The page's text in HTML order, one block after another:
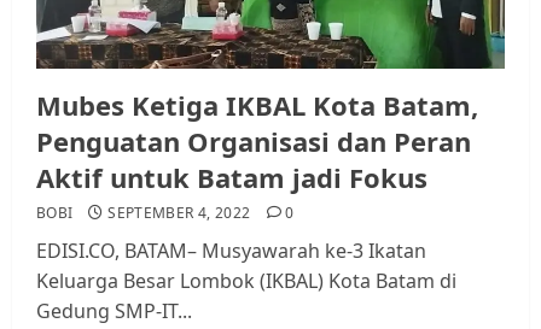
Mubes Ketiga IKBAL Kota Batam,
Penguatan Organisasi dan Peran
Aktif untuk Batam jadi Fokus
BOBI SEPTEMBER 4, 2022 0
EDISI.CO, BATAM– Musyawarah ke-3 Ikatan
Keluarga Besar Lombok (IKBAL) Kota Batam di
Gedung SMP-IT...
Warga Rempang Ajukan
Audiensi dengan Wali Kota
Batam, Soroti Aktivitas yang
Resahkan Warga
5
Tim Advokasi Desak BP Batam
Berhenti Merampas Tanah
Warga Rempang
JULI 15, 2026 0